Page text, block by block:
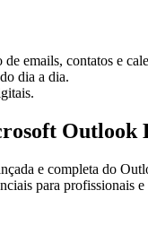
emails, contatos e
dia a dia.
Outlook
e completa do
para profissionais